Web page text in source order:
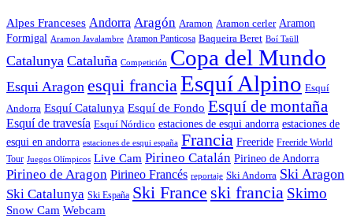
Alpes Franceses Andorra Aragón Aramon Aramon cerler Aramon
Formigal Aramon Javalambre Aramon Panticosa Baqueira Beret Boí Taüll
Catalunya Cataluña Competición Copa del Mundo
Esqui Aragon esqui franciaEsquí Alpino Esquí
Andorra Esquí Catalunya Esquí de Fondo Esquí de montaña
Esquí de travesía Esquí Nórdico estaciones de esqui andorra estaciones de
esqui en andorra estaciones de esqui españa Francia Freeride Freeride World
Tour Juegos Olímpicos Live Cam Pirineo Catalán Pirineo de Andorra
Pirineo de Aragon Pirineo Francés reportaje Ski Andorra Ski Aragon
Ski Catalunya Ski España Ski France ski francia Skimo
Snow Cam Webcam